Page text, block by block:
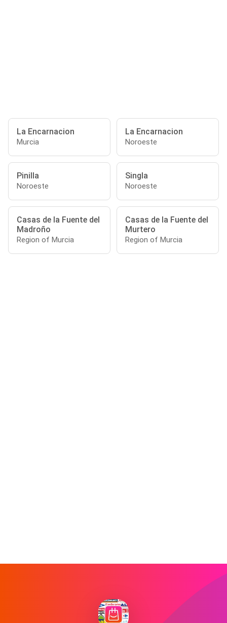
La Encarnacion
Murcia
La Encarnacion
Noroeste
Pinilla
Noroeste
Singla
Noroeste
Casas de la Fuente del
Madroño
Region of Murcia
Casas de la Fuente del
Murtero
Region of Murcia